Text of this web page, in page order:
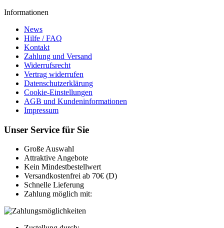
Informationen
News
Hilfe / FAQ
Kontakt
Zahlung und Versand
Widerrufsrecht
Vertrag widerrufen
Datenschutzerklärung
Cookie-Einstellungen
AGB und Kundeninformationen
Impressum
Unser Service für Sie
Große Auswahl
Attraktive Angebote
Kein Mindestbestellwert
Versandkostenfrei ab 70€ (D)
Schnelle Lieferung
Zahlung möglich mit: